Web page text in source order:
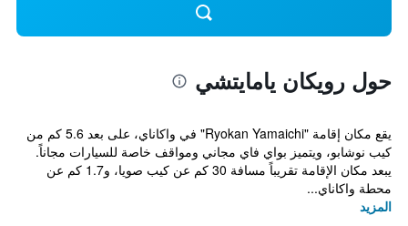
حول رويكان يامايتشي
يقع مكان إقامة "Ryokan Yamaichi" في واكاناي، على بعد 5.6 كم من
كيب نوشابو، ويتميز بواي فاي مجاني ومواقف خاصة للسيارات مجاناً.
يبعد مكان الإقامة تقريباً مسافة 30 كم عن كيب صويا، و1.7 كم عن
محطة واكاناي...
المزيد